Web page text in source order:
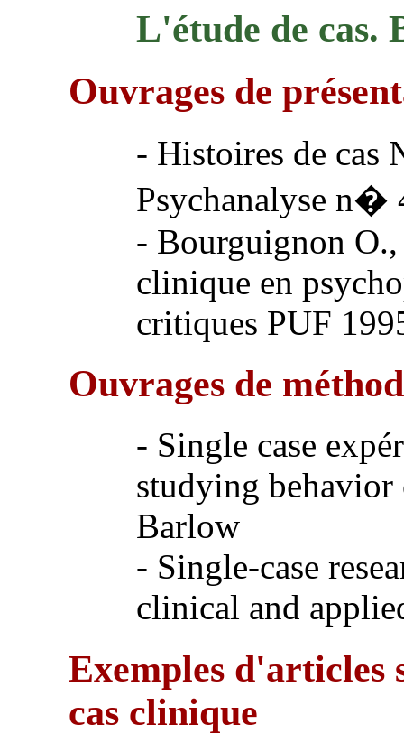
L'étude de cas.
Ouvrages de
- Histoires de cas
Psychanalyse n�
- Bourguignon
clinique en
critiques PUF
Ouvrages de
- Single case
studying
Barlow
- Single-case
clinical and
Exemples d'articles
cas clinique